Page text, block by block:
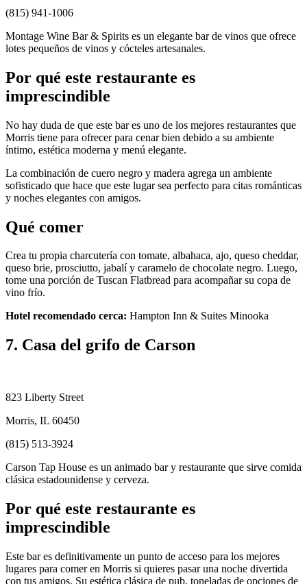
(815) 941-1006
Montage Wine Bar & Spirits es un elegante bar de vinos que ofrece
lotes pequeños de vinos y cócteles artesanales.
Por qué este restaurante es
imprescindible
No hay duda de que este bar es uno de los mejores restaurantes que
Morris tiene para ofrecer para cenar bien debido a su ambiente
íntimo, estética moderna y menú elegante.
La combinación de cuero negro y madera agrega un ambiente
sofisticado que hace que este lugar sea perfecto para citas románticas
y noches elegantes con amigos.
Qué comer
Crea tu propia charcutería con tomate, albahaca, ajo, queso cheddar,
queso brie, prosciutto, jabalí y caramelo de chocolate negro. Luego,
tome una porción de Tuscan Flatbread para acompañar su copa de
vino frío.
Hotel recomendado cerca: Hampton Inn & Suites Minooka
7. Casa del grifo de Carson
823 Liberty Street
Morris, IL 60450
(815) 513-3924
Carson Tap House es un animado bar y restaurante que sirve comida
clásica estadounidense y cerveza.
Por qué este restaurante es
imprescindible
Este bar es definitivamente un punto de acceso para los mejores
lugares para comer en Morris si quieres pasar una noche divertida
con tus amigos. Su estética clásica de pub, toneladas de opciones de